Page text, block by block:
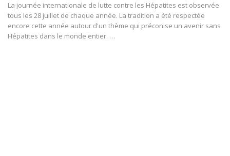
La journée internationale de lutte contre les Hépatites est observée
tous les 28 juillet de chaque année. La tradition a été respectée
encore cette année autour d'un thème qui préconise un avenir sans
Hépatites dans le monde entier. …